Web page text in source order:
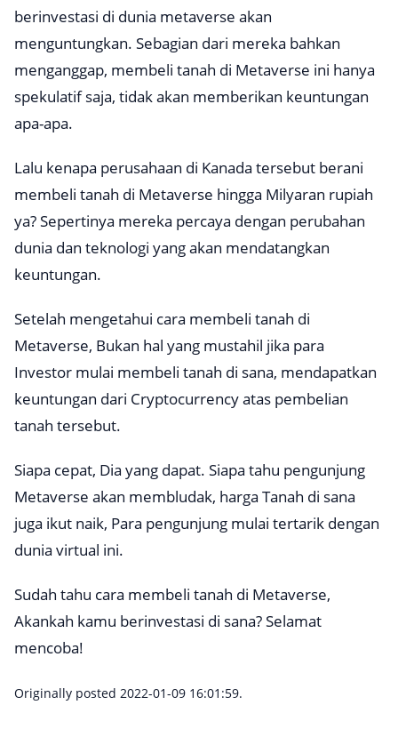
berinvestasi di dunia metaverse akan
menguntungkan. Sebagian dari mereka bahkan
menganggap, membeli tanah di Metaverse ini hanya
spekulatif saja, tidak akan memberikan keuntungan
apa-apa.
Lalu kenapa perusahaan di Kanada tersebut berani
membeli tanah di Metaverse hingga Milyaran rupiah
ya? Sepertinya mereka percaya dengan perubahan
dunia dan teknologi yang akan mendatangkan
keuntungan.
Setelah mengetahui cara membeli tanah di
Metaverse, Bukan hal yang mustahil jika para
Investor mulai membeli tanah di sana, mendapatkan
keuntungan dari Cryptocurrency atas pembelian
tanah tersebut.
Siapa cepat, Dia yang dapat. Siapa tahu pengunjung
Metaverse akan membludak, harga Tanah di sana
juga ikut naik, Para pengunjung mulai tertarik dengan
dunia virtual ini.
Sudah tahu cara membeli tanah di Metaverse,
Akankah kamu berinvestasi di sana? Selamat
mencoba!
Originally posted 2022-01-09 16:01:59.